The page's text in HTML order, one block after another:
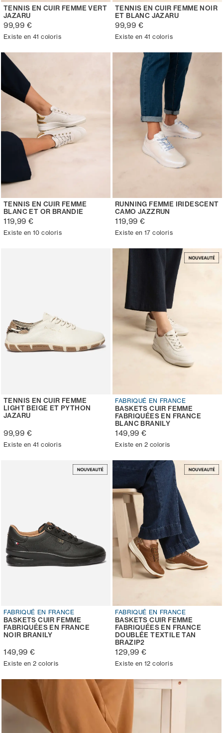
TENNIS EN CUIR FEMME VERT
JAZARU
99,99 €
Existe en 41 coloris
TENNIS EN CUIR FEMME NOIR
ET BLANC JAZARU
99,99 €
Existe en 41 coloris
TENNIS EN CUIR FEMME
BLANC ET OR BRANDIE
119,99 €
Existe en 10 coloris
RUNNING FEMME IRIDESCENT
CAMO JAZZRUN
119,99 €
Existe en 17 coloris
TENNIS EN CUIR FEMME
LIGHT BEIGE ET PYTHON
JAZARU
99,99 €
Existe en 41 coloris
FABRIQUÉ EN FRANCE
BASKETS CUIR FEMME
FABRIQUÉES EN FRANCE
BLANC BRANILY
149,99 €
Existe en 2 coloris
FABRIQUÉ EN FRANCE
BASKETS CUIR FEMME
FABRIQUÉES EN FRANCE
NOIR BRANILY
149,99 €
Existe en 2 coloris
FABRIQUÉ EN FRANCE
BASKETS CUIR FEMME
FABRIQUÉES EN FRANCE
DOUBLÉE TEXTILE TAN
BRAZIP2
129,99 €
Existe en 12 coloris